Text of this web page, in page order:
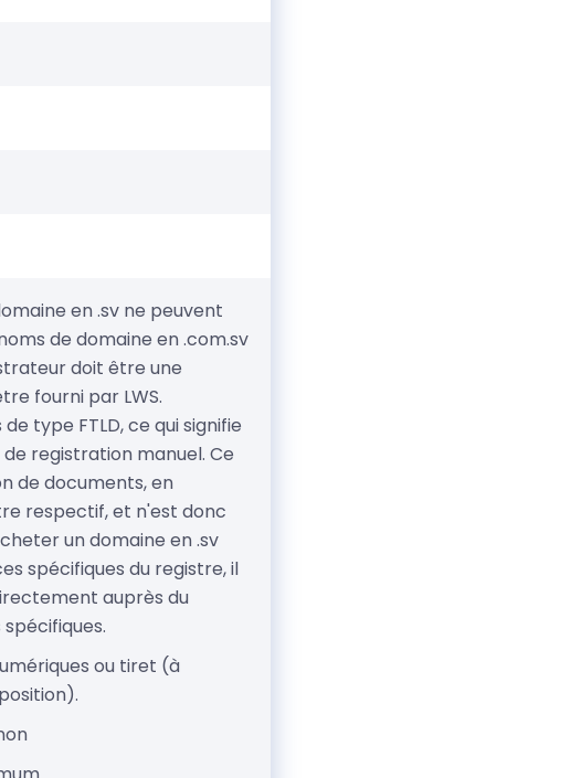
en .sv ne peuvent
de domaine en .com.sv
doit être une
fourni par LWS.
type FTLD, ce qui signifie
registration manuel. Ce
de documents, en
respectif, et n'est donc
un domaine en .sv
spécifiques du registre, il
auprès du
ou tiret (à